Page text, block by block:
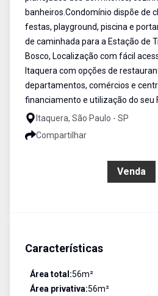
banheiros.Condomínio dispõe de
festas, playground, piscina e
de caminhada para a Estação de
Bosco, Localização com fácil
Itaquera com opções de
departamentos, comércios e
financiamento e utilização do seu
Itaquera, São Paulo - SP
Compartilhar
Venda
Características
Área total:56m²
Área privativa:56m²